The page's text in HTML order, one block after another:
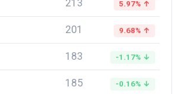
213 5.97% ↑
201 9.68% ↑
183 -1.17% ↓
185 -0.16% ↓